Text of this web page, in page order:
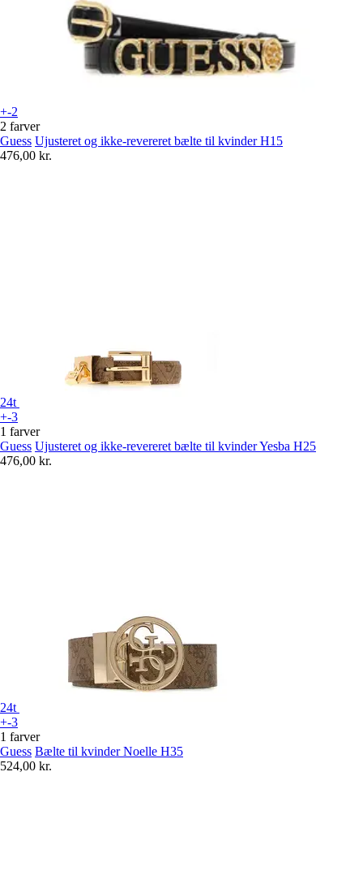
+-2
2 farver
Guess Ujusteret og ikke-revereret bælte til kvinder H15
476,00 kr.
24t
+-3
1 farver
Guess Ujusteret og ikke-revereret bælte til kvinder Yesba H25
476,00 kr.
24t
+-3
1 farver
Guess Bælte til kvinder Noelle H35
524,00 kr.